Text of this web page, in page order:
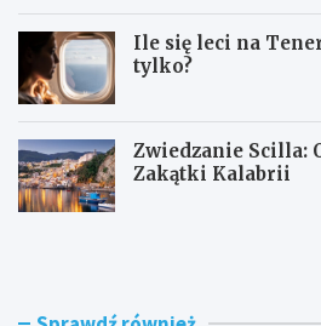
Ile się leci na
tylko?
Zwiedzanie Scilla:
Zakątki Kalabrii
P
W